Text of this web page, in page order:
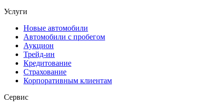
Услуги
Новые автомобили
Автомобили с пробегом
Аукцион
Трейд-ин
Кредитование
Страхование
Корпоративным клиентам
Сервис